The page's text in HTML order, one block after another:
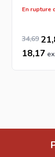
En rupture
Prix
18,17
Prix
34,69
28,91